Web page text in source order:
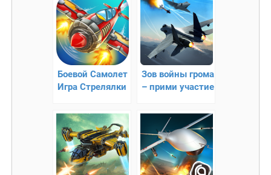
Боевой Самолет
Игра Стрелялки
гоблинами
Зов войны грома
– прими участие
сражениях